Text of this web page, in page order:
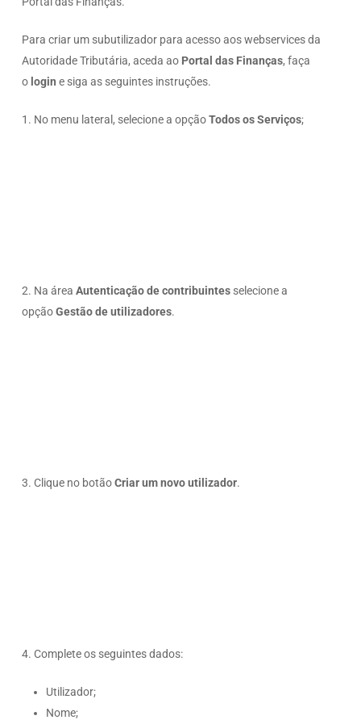
Para criar um subutilizador para acesso aos webservices da
Autoridade Tributária, aceda ao Portal das Finanças, faça
o login e siga as seguintes instruções.
1. No menu lateral, selecione a opçãoTodos os Serviços;
2. Na área Autenticação de contribuintesselecione a
opçãoGestão de utilizadores.
3. Clique no botãoCriar um novo utilizador.
4. Complete os seguintes dados:
Utilizador;
Nome;